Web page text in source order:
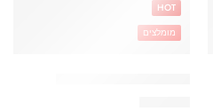
HOT
מומלצים